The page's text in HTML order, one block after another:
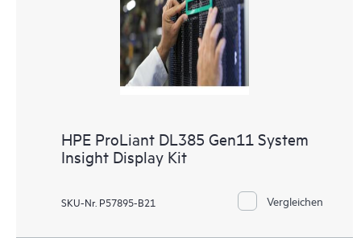
HPE ProLiant DL385 Gen11 System
Insight Display Kit
SKU-Nr. P57895-B21 Vergleichen